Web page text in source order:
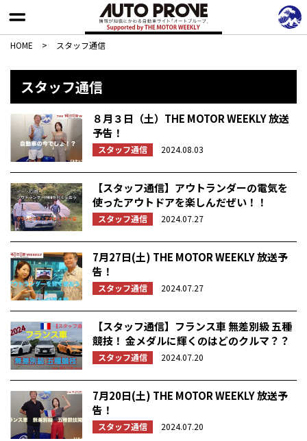
HOME > スタッフ通信
スタッフ通信
８月３日（土）THE MOTOR WEEKLY 放送
予告！
スタッフ通信 2024.08.03
【スタッフ通信】アウトランダーの電気を
使ったアウトドアを楽しんだぜい！！
スタッフ通信 2024.07.27
7月27日(土) THE MOTOR WEEKLY 放送予
告！
スタッフ通信 2024.07.27
【スタッフ通信】フランス車 無差別級 五種
競技！ 金メダルに輝くのはどのクルマ？？
スタッフ通信 2024.07.20
7月20日(土) THE MOTOR WEEKLY 放送予
告！
スタッフ通信 2024.07.20